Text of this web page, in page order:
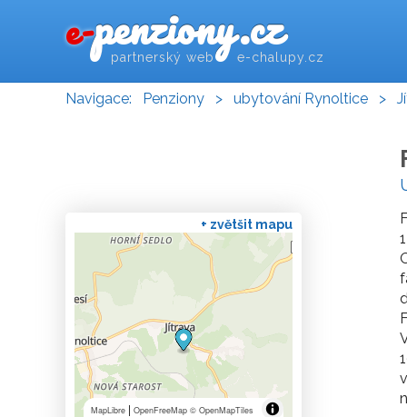
e-penziony.cz
partnerský web e-chalupy.cz
Navigace: Penziony > ubytování Rynoltice >
+ zvětšit mapu
MapLibre | OpenFreeMap © OpenMapTiles